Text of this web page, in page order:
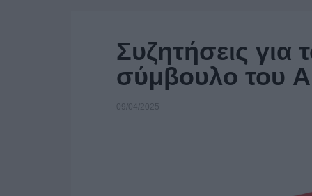
Συζητήσεις για
σύμβουλο του
09/04/2025